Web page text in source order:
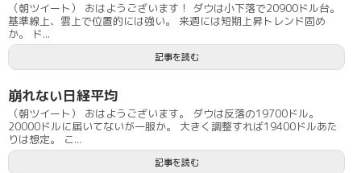
（朝ツイート） おはようございます！ ダウは小下落で20900ドル台。
基準線上、雲上で位置的には強い。 来週には短期上昇トレンド固め
か。 ド...
記事を読む
崩れない日経平均
（朝ツイート） おはようございます。 ダウは反落の19700ドル。
20000ドルに届いてないが一服か。 大きく調整すれば19400ドルあた
りは想定。 こ...
記事を読む